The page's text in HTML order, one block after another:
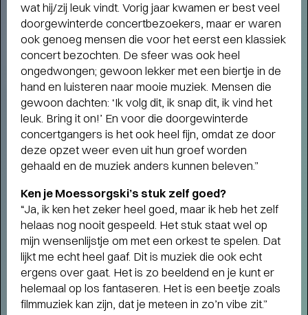
STADSPARK 100 JAAR- Legendarische
wat hij/zij leuk vindt. Vorig jaar kwamen er best veel
doorgewinterde concertbezoekers, maar er waren
ook genoeg mensen die voor het eerst een klassiek
concert bezochten. De sfeer was ook heel
ongedwongen; gewoon lekker met een biertje in de
hand en luisteren naar mooie muziek. Mensen die
gewoon dachten: ‘Ik volg dit, ik snap dit, ik vind het
leuk. Bring it on!’ En voor die doorgewinterde
concertgangers is het ook heel fijn, omdat ze door
deze opzet weer even uit hun groef worden
gehaald en de muziek anders kunnen beleven.”
Ken je Moessorgski’s stuk zelf goed?
“Ja, ik ken het zeker heel goed, maar ik heb het zelf
helaas nog nooit gespeeld. Het stuk staat wel op
mijn wensenlijstje om met een orkest te spelen. Dat
lijkt me echt heel gaaf. Dit is muziek die ook echt
ergens over gaat. Het is zo beeldend en je kunt er
helemaal op los fantaseren. Het is een beetje zoals
filmmuziek kan zijn, dat je meteen in zo’n vibe zit.”